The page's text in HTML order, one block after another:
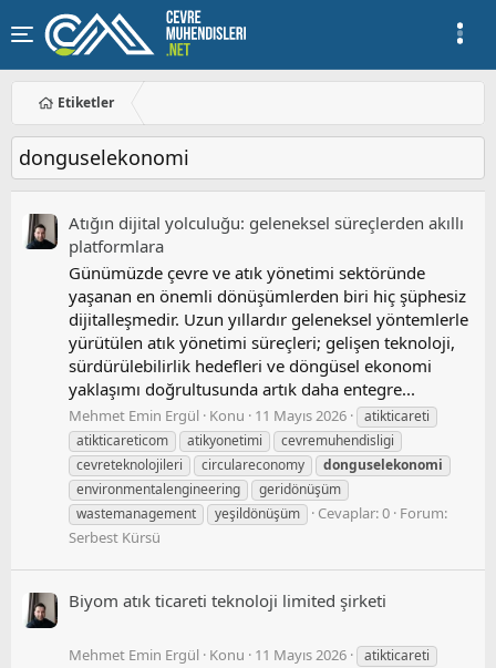
Etiketler
donguselekonomi
Atığın dijital yolculuğu: geleneksel süreçlerden akıllı
platformlara
Günümüzde çevre ve atık yönetimi sektöründe
yaşanan en önemli dönüşümlerden biri hiç şüphesiz
dijitalleşmedir. Uzun yıllardır geleneksel yöntemlerle
yürütülen atık yönetimi süreçleri; gelişen teknoloji,
sürdürülebilirlik hedefleri ve döngüsel ekonomi
yaklaşımı doğrultusunda artık daha entegre...
Mehmet Emin Ergül Konu 11 Mayıs 2026
atikticareti
atikticareticom
atikyonetimi
cevremuhendisligi
cevreteknolojileri
circulareconomy
donguselekonomi
environmentalengineering
geridönüşüm
wastemanagement
yeşildönüşüm Cevaplar: 0 Forum:
Serbest Kürsü
Biyom atık ticareti teknoloji limited şirketi
Mehmet Emin Ergül Konu 11 Mayıs 2026
atikticareti